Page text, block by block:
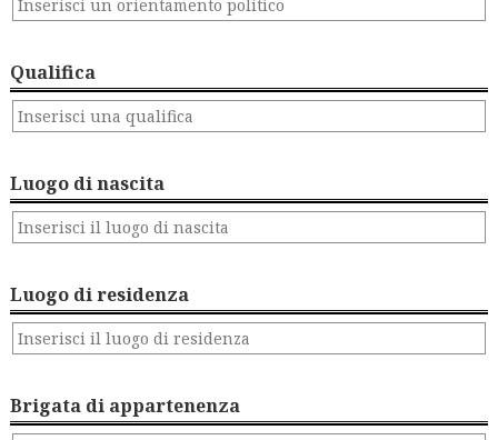
Qualifica
Luogo di nascita
Luogo di residenza
Brigata di appartenenza